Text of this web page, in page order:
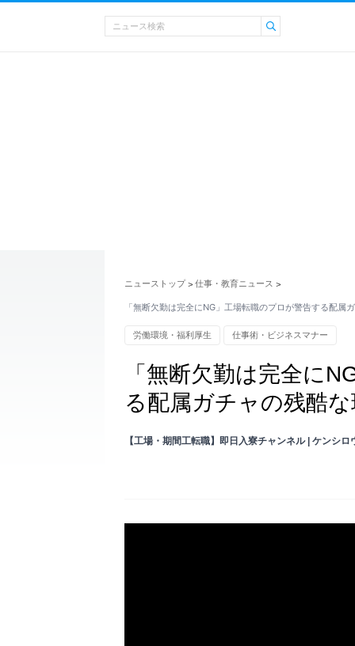
ニューストップ > 仕事・教育ニュース >
「無断欠勤は完全にNG」工場転職のプロが警告する配属
労働環境・福利厚生 仕事術・ビジネスマナー
「無断欠勤は完全に
る配属ガチャの残酷
【工場・期間工転職】即日入寮チャンネル | ケンシロ